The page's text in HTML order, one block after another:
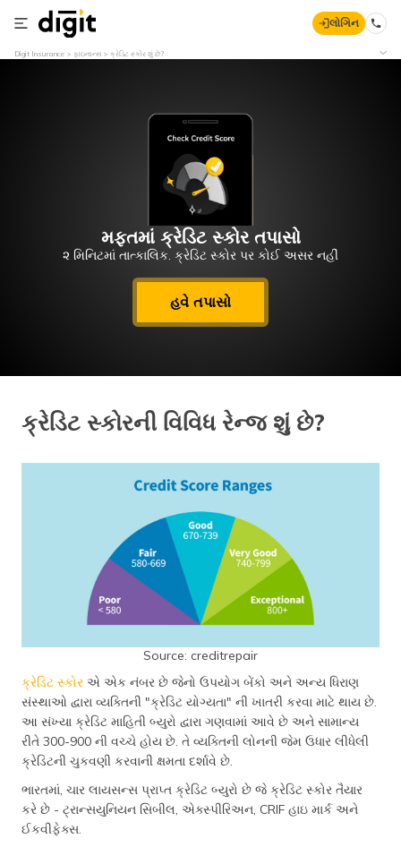
લોગિન
Digit Insurance ફાઇનાન્સ ક્રેડિટ સ્કોર શું છે?
મફતમાં ક્રેડિટ સ્કોર તપાસો
૨ મિનિટમાં તાત્કાલિક. ક્રેડિટ સ્કોર પર કોઈ અસર નહીં
હવે તપાસો
ક્રેડિટ સ્કોરની વિવિધ રેન્જ શું છે?
Source: creditrepair
ક્રેડિટ સ્કોર એ એક નંબર છે જેનો ઉપયોગ બેંકો અને અન્ય ધિરાણ
સંસ્થાઓ દ્વારા વ્યક્તિની "ક્રેડિટ યોગ્યતા" ની ખાતરી કરવા માટે થાય છે.
આ સંખ્યા ક્રેડિટ માહિતી બ્યુરો દ્વારા ગણવામાં આવે છે અને સામાન્ય
રીતે 300-900 ની વચ્ચે હોય છે. તે વ્યક્તિની લોનની જેમ ઉધાર લીધેલી
ક્રેડિટની ચુકવણી કરવાની ક્ષમતા દર્શાવે છે.
ભારતમાં, ચાર લાયસન્સ પ્રાપ્ત ક્રેડિટ બ્યુરો છે જે ક્રેડિટ સ્કોર તૈયાર
કરે છે - ટ્રાન્સયુનિયન સિબીલ, એક્સ્પીરિઅન, CRIF હાઇ માર્ક અને
ઈકવીફેક્સ.